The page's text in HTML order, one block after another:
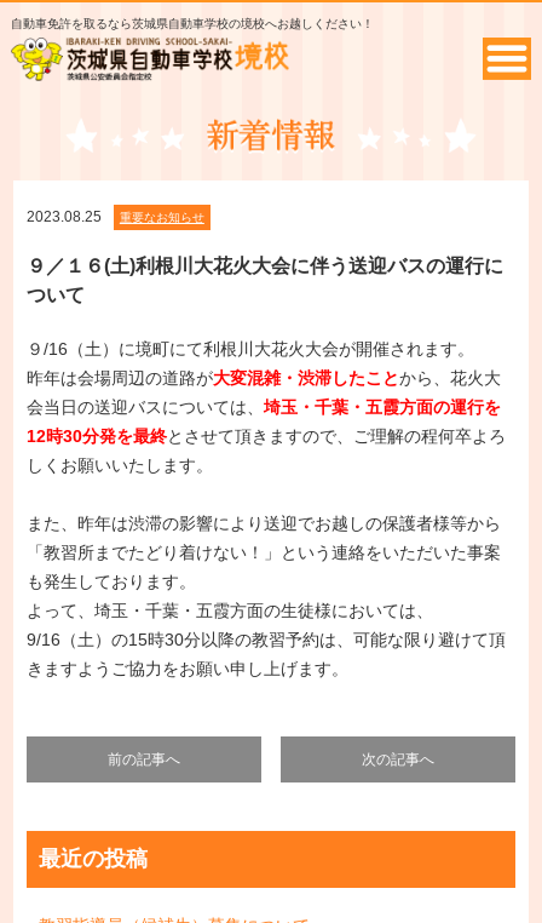
自動車免許を取るなら茨城県自動車学校の境校へお越しください！
2023.08.25 重要なお知らせ
９／１６(土)利根川大花火大会に伴う送迎バスの運行に
ついて
９/16（土）に境町にて利根川大花火大会が開催されます。
昨年は会場周辺の道路が大変混雑・渋滞したことから、花火大
会当日の送迎バスについては、 埼玉・千葉・五霞方面の運行を
12時30分発を最終とさせて頂きますので、ご理解の程何卒よろ
しくお願いいたします。
また、昨年は渋滞の影響により送迎でお越しの保護者様等から
「教習所までたどり着けない！」という連絡をいただいた事案
も発生しております。
よって、埼玉・千葉・五霞方面の生徒様においては、
9/16（土）の15時30分以降の教習予約は、可能な限り避けて頂
きますようご協力をお願い申し上げます。
前の記事へ 次の記事へ
最近の投稿